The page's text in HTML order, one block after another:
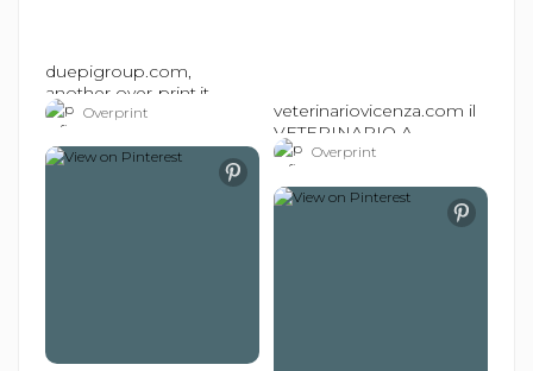
duepigroup.com,
another over-print.it
website, by
#sitiinternetvicenza
Overprint
veterinariovicenza.com il
VETERINARIO A
VICENZA. by over-print.it
#sitiinternetvicenza
Overprint